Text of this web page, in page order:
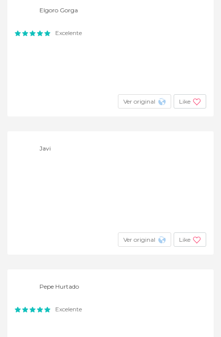
Elgoro Gorga
Excelente
Ver original Like
Javi
Ver original Like
Pepe Hurtado
Excelente